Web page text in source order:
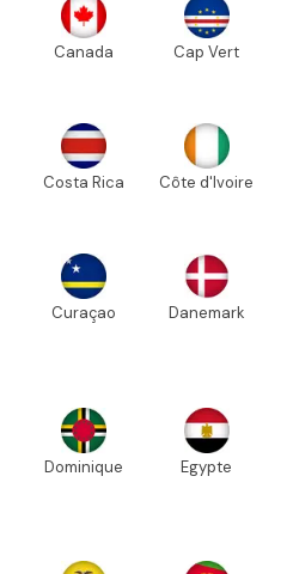
Canada Cap Vert
Costa Rica Côte d'Ivoire
Curaçao Danemark
Dominique Egypte